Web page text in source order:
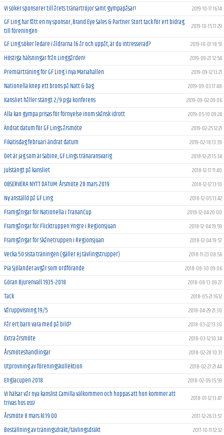
Vi söker sponsorer till årets tränartröjor samt gympapåsar! 2019-10-17 16:14
GF Ling har fått en ny sponsor, Brand Eye Sales & Partner. Stort tack för ert bidrag
till föreningen
2019-10-15 17:29
GF Ling söker ledare i åldrarna 16 år och uppåt, är du intresserad? 2019-10-01 18:51
Höstiga hälsningar från Linggården! 2019-09-27 12:54
Premiärträning för GF Ling i nya Mariahallen 2019-09-12 13:21
Nationella knep ett brons på Natt & Dag 2019-09-03 17:48
Kansliet håller stängt 2/9 pga konferens 2019-09-02 09:06
Alla kan gympa prisas för förnyelse inom skånsk idrott 2019-05-10 09:24
Ändrat datum för GF Lings årsmöte 2019-02-25 12:21
Fikatisdag februari ändrat datum 2019-02-18 13:39
Det är jag som är Sabine, GF Lings tränaransvarig 2018-12-21 15:34
Julstängt på kansliet 2018-12-17 11:40
OBSERVERA NYTT DATUM: Årsmöte 28 mars 2019 2018-12-12 13:10
Ny anställd på GF Ling 2018-12-05 13:42
Framgångar för Nationella i TrananCup 2018-12-04 20:00
Framgångar för Flicktruppen Yngre i Regionsjuan 2018-12-04 19:59
Framgångar för Skånetruppen i Regionsjuan 2018-12-04 19:57
Vecka 50 sista träningen (gäller ej tävlingstrupper) 2018-11-23 08:56
Pia Sjölander avgår som ordförande 2018-08-30 09:06
Göran Bjurenvall 1935-2018 2018-08-13 09:27
Tack 2018-05-21 16:12
Våruppvisning 19/5 2018-04-29 21:30
Får ert barn vara med på bild? 2018-03-22 13:30
Extra årsmöte 2018-03-12 10:34
Årsmöteshandlingar 2018-02-28 10:31
Utprovning av föreningskollektion 2018-02-27 21:44
Englacupen 2018 2018-02-09 15:59
Vi hälsar vår nya kanslist Camilla välkommen och hoppas att hon kommer att
trivas hos oss!
2018-01-12 13:47
Årsmöte 8 mars kl.19:00 2017-12-26 13:57
Beställning av träningsdräkt/tävlingsdräkt 2017-10-11 12:32